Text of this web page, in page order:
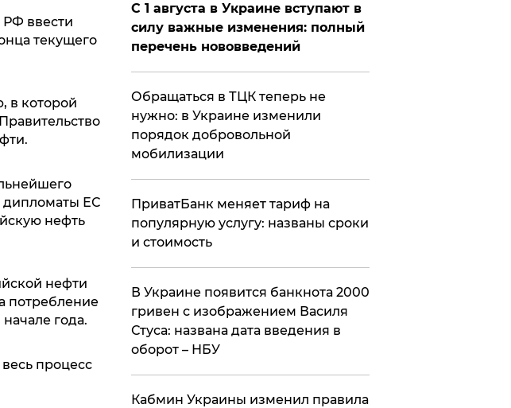
РФ ввести
текущего
в которой
дипломаты ЕС
нефть
нефти
потребление
года.
процесс
С 1 августа в Украине вступают в
силу важные изменения: полный
перечень нововведений
Обращаться в ТЦК теперь не
нужно: в Украине изменили
порядок добровольной
мобилизации
ПриватБанк меняет тариф на
популярную услугу: названы сроки
и стоимость
В Украине появится банкнота 2000
гривен с изображением Василя
Стуса: названа дата введения в
оборот – НБУ
Кабмин Украины изменил правила